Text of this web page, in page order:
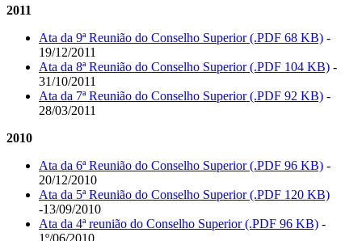
2011
Ata da 9ª Reunião do Conselho Superior (.PDF 68 KB) -
19/12/2011
Ata da 8ª Reunião do Conselho Superior (.PDF 104 KB) -
31/10/2011
Ata da 7ª Reunião do Conselho Superior (.PDF 92 KB) -
28/03/2011
2010
Ata da 6ª Reunião do Conselho Superior (.PDF 96 KB) -
20/12/2010
Ata da 5ª Reunião do Conselho Superior (.PDF 120 KB)
-13/09/2010
Ata da 4ª reunião do Conselho Superior (.PDF 96 KB) -
1º/06/2010